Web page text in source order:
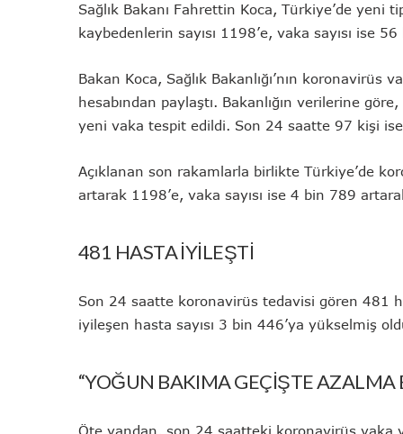
Sağlık Bakanı Fahrettin Koca, Türkiye’de yeni
kaybedenlerin sayısı 1198’e, vaka sayısı ise
Bakan Koca, Sağlık Bakanlığı’nın
hesabından paylaştı. Bakanlığın verilerine
yeni vaka tespit edildi. Son 24 saatte 97 kişi
Açıklanan son rakamlarla birlikte Türkiye’de
artarak 1198’e, vaka sayısı ise 4 bin 789
481 HASTA İYİLEŞTİ
Son 24 saatte koronavirüs tedavisi gören 481
iyileşen hasta sayısı 3 bin 446’ya yükselmiş
“YOĞUN BAKIMA GEÇİŞTE AZALMA
Öte yandan, son 24 saatteki koronavirüs vaka